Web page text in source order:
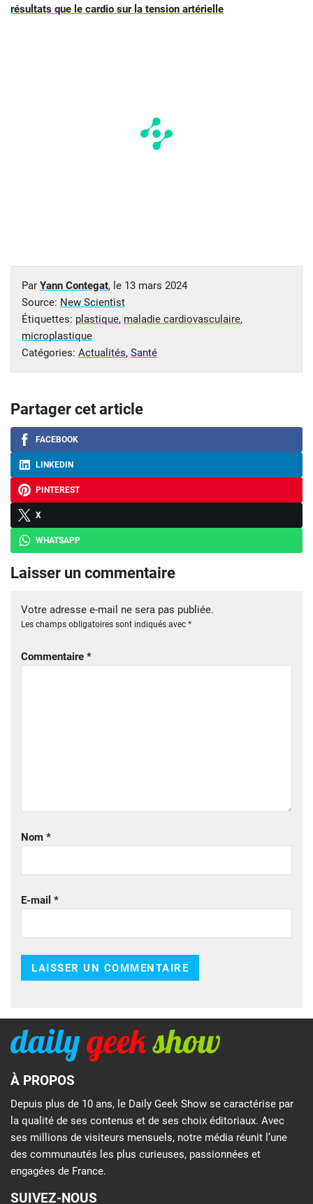
résultats que le cardio sur la tension artérielle
Par Yann Contegat, le 13 mars 2024
Source: New Scientist
Étiquettes: plastique, maladie cardiovasculaire,
microplastique
Catégories: Actualités, Santé
Partager cet article
FACEBOOK
LINKEDIN
PINTEREST
X
WHATSAPP
Laisser un commentaire
Votre adresse e-mail ne sera pas publiée.
Les champs obligatoires sont indiqués avec *
Commentaire *
Nom *
E-mail *
À PROPOS
Depuis plus de 10 ans, le Daily Geek Show se caractérise par
la qualité de ses contenus et de ses choix éditoriaux. Avec
ses millions de visiteurs mensuels, notre média réunit l’une
des communautés les plus curieuses, passionnées et
engagées de France.
SUIVEZ-NOUS